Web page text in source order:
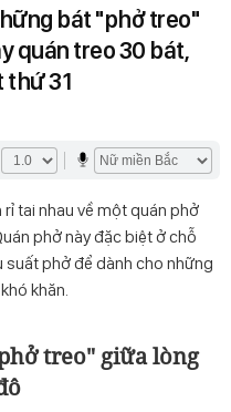
bát "phở treo"
quán treo 30 bát,
thứ 31
tai nhau về một quán phở
phở này đặc biệt ở chỗ
suất phở để dành cho những
khăn.
treo" giữa lòng